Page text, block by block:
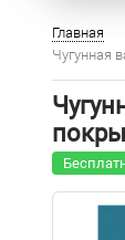
Главная
Чугунная